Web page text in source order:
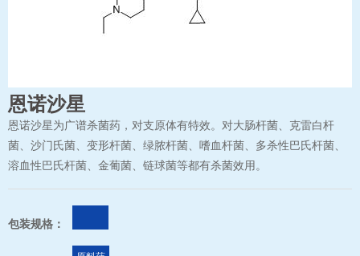
恩诺沙星
恩诺沙星为广谱杀菌药，对支原体有特效。对大肠杆菌、克雷白杆
菌、沙门氏菌、变形杆菌、绿脓杆菌、嗜血杆菌、多杀性巴氏杆菌、
溶血性巴氏杆菌、金葡菌、链球菌等都有杀菌效用。
包装规格：